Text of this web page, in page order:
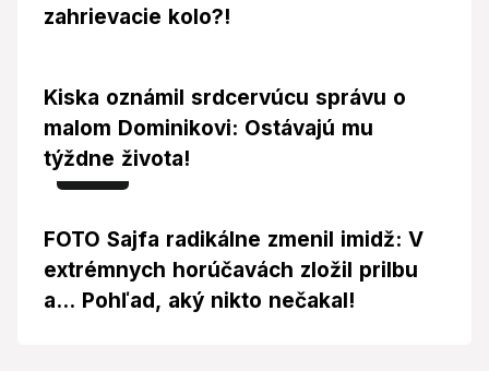
zahrievacie kolo?!
Kiska oznámil srdcervúcu správu o
malom Dominikovi: Ostávajú mu
týždne života!
Foto
FOTO Sajfa radikálne zmenil imidž: V
extrémnych horúčavách zložil prilbu
a... Pohľad, aký nikto nečakal!